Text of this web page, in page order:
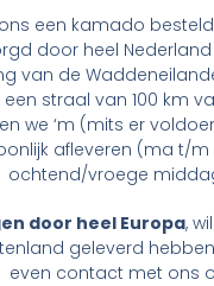
een kamado
door heel Nederland
van de
straal van 100 km
we ‘m (mits er
afleveren (ma t/m
ochtend/vroege
door heel Europa,
geleverd
even contact met ons